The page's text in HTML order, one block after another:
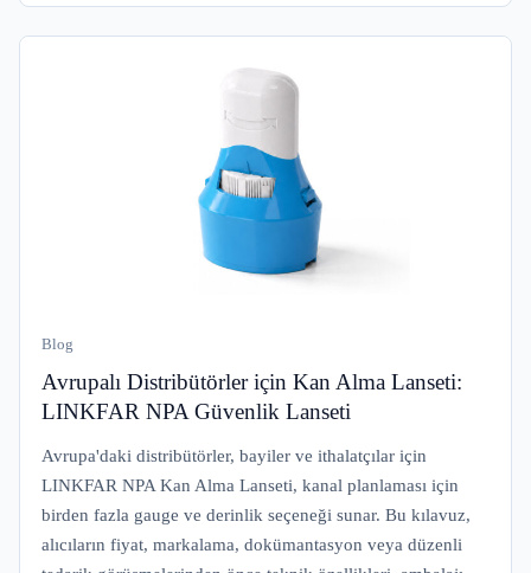
Blog
Avrupalı Distribütörler için Kan Alma Lanseti:
LINKFAR NPA Güvenlik Lanseti
Avrupa'daki distribütörler, bayiler ve ithalatçılar için
LINKFAR NPA Kan Alma Lanseti, kanal planlaması için
birden fazla gauge ve derinlik seçeneği sunar. Bu kılavuz,
alıcıların fiyat, markalama, dokümantasyon veya düzenli